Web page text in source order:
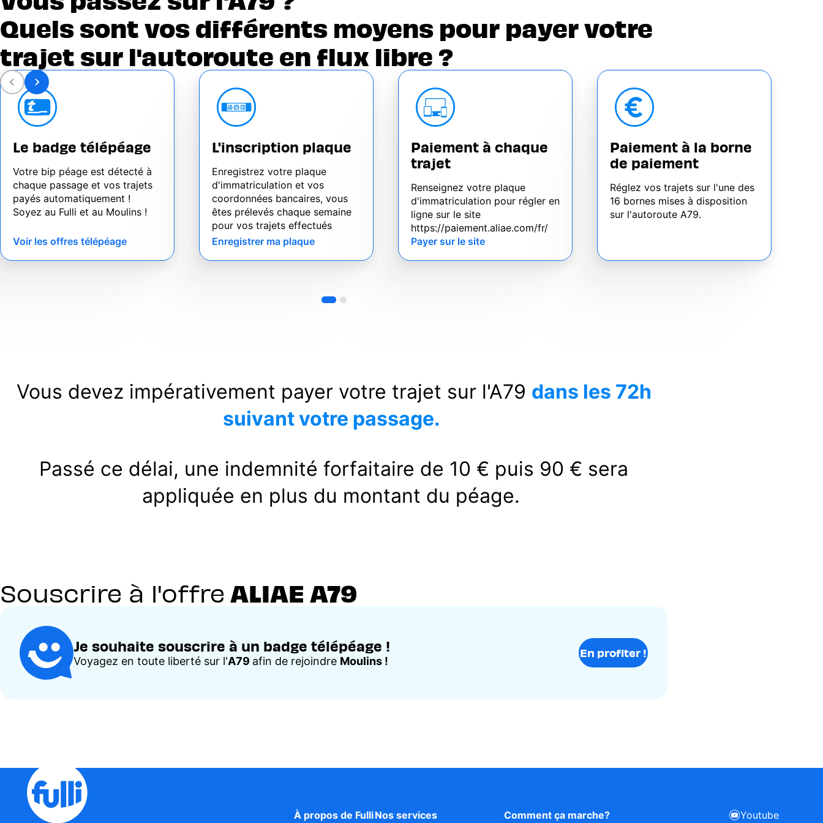
Quels sont vos différents moyens pour payer votre
trajet sur l'autoroute en flux libre ?
Le badge télépéage
Votre bip péage est détecté à
chaque passage et vos trajets
payés automatiquement !
Soyez au Fulli et au Moulins !
Voir les offres télépéage
L'inscription plaque
Enregistrez votre plaque
d'immatriculation et vos
coordonnées bancaires, vous
êtes prélevés chaque semaine
pour vos trajets effectués
Enregistrer ma plaque
Paiement à chaque
trajet
Renseignez votre plaque
d'immatriculation pour régler en
ligne sur le site
https://paiement.aliae.com/fr/
Payer sur le site
Paiement à la borne
de paiement
Réglez vos trajets sur l'une des
16 bornes mises à disposition
sur l'autoroute A79.
Vous devez impérativement payer votre trajet sur l'A79 dans les 72h
suivant votre passage.
Passé ce délai, une indemnité forfaitaire de 10 € puis 90 € sera
appliquée en plus du montant du péage.
Souscrire à l'offre ALIAE A79
Je souhaite souscrire à un badge télépéage !
Voyagez en toute liberté sur l'A79 afin de rejoindre Moulins !
En profiter !
À propos de FulliNos services Comment ça marche? Youtube